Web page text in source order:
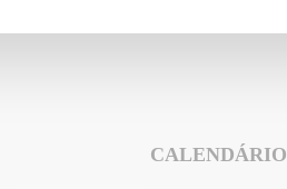
CALENDÁRIO